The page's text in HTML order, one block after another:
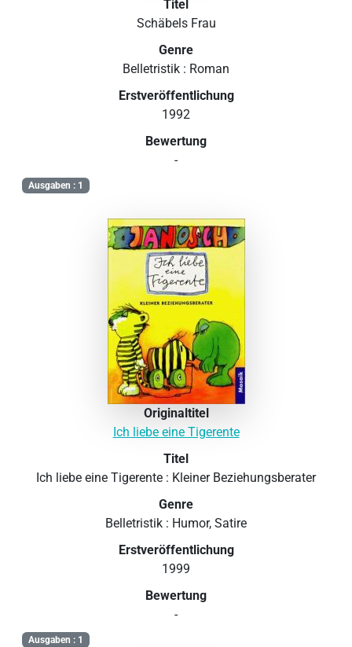
Titel
Schäbels Frau
Genre
Belletristik : Roman
Erstveröffentlichung
1992
Bewertung
-
Ausgaben : 1
Originaltitel
Ich liebe eine Tigerente
Titel
Ich liebe eine Tigerente : Kleiner Beziehungsberater
Genre
Belletristik : Humor, Satire
Erstveröffentlichung
1999
Bewertung
-
Ausgaben : 1